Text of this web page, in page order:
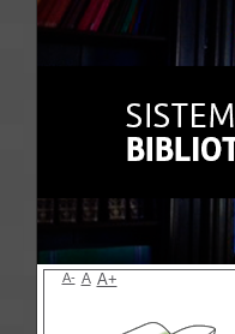
A- A A+